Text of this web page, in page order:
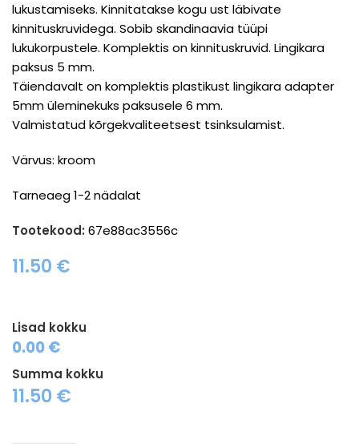
lukustamiseks. Kinnitatakse kogu ust läbivate
kinnituskruvidega. Sobib skandinaavia tüüpi
lukukorpustele. Komplektis on kinnituskruvid. Lingikara
paksus 5 mm.
Täiendavalt on komplektis plastikust lingikara adapter
5mm üleminekuks paksusele 6 mm.
Valmistatud kõrgekvaliteetsest tsinksulamist.
Värvus: kroom
Tarneaeg 1-2 nädalat
Tootekood: 67e88ac3556c
11.50 €
Lisad kokku
0.00 €
Summa kokku
11.50€